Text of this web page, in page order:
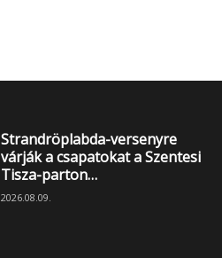
Strandröplabda-versenyre
várják a csapatokat a Szentesi
Tisza-parton…
2026.08.09.